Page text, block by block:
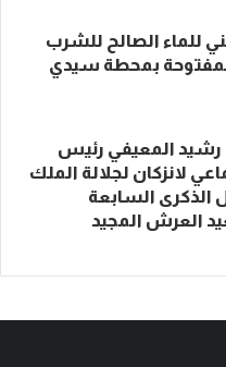
للماء الصالح للشرب
بمحطة سيدي
رشيد المعيفي رئيس
لانزكان لجلالة الملك
الذكرى السابعة
العرش المجيد